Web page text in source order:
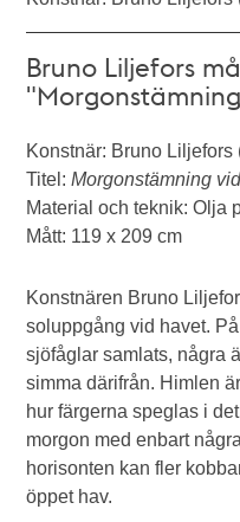
Bruno Liljefors
Konstnär: Bruno Liljefors
Titel:Morgonstämning
Material och teknik: Olja
Mått: 119 x 209 cm
Konstnären Bruno
soluppgång vid havet.
sjöfåglar samlats, några
simma därifrån. Himlen
hur färgerna speglas i
morgon med enbart
horisonten kan fler
öppet hav.